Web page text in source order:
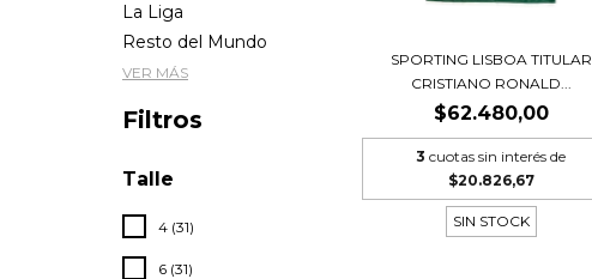
La Liga
Resto del Mundo
VER MÁS
Filtros
Talle
4 (31)
6 (31)
SPORTING LISBOA TITULAR
CRISTIANO RONALD...
$62.480,00
3 cuotas sin interés de
$20.826,67
SIN STOCK